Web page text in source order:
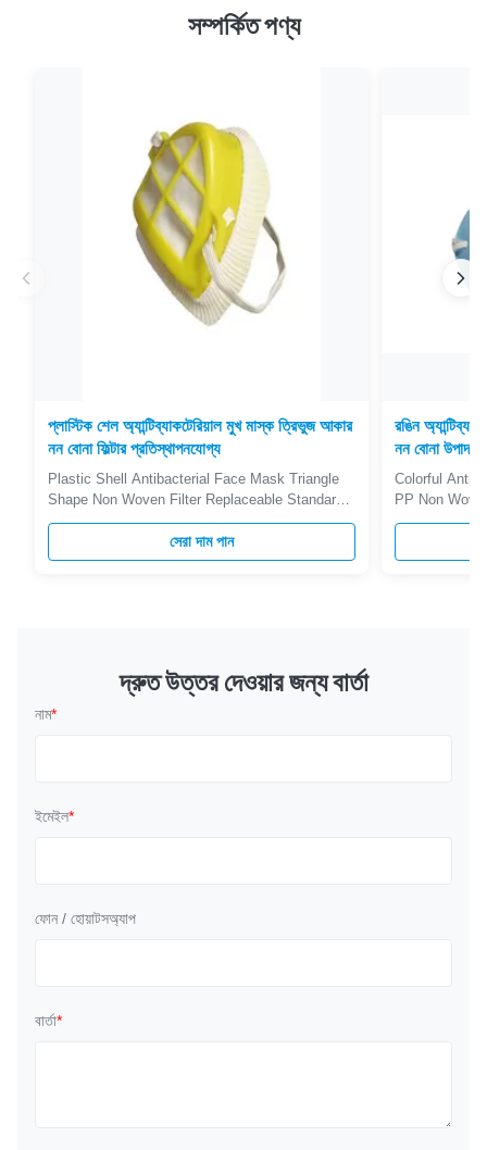
সম্পর্কিত পণ্য
প্লাস্টিক শেল অ্যান্টিব্যাকটেরিয়াল মুখ মাস্ক ত্রিভুজ আকার
নন বোনা ফিল্টার প্রতিস্থাপনযোগ্য
Plastic Shell Antibacterial Face Mask Triangle
Shape Non Woven Filter Replaceable Standard
comparison: Standard Tests Type Filtration
Efficiency Penetration Inhalation Resistance
Test Flow Test Particle EN149 FFP1 ≥80% 20%
সেরা দাম পান
রঙিন
নন বোনা উপাদান
Colorful
PP Non
Item Blue
Piece
দ্রুত উত্তর দেওয়ার জন্য বার্তা
নাম*
ইমেইল*
ফোন / হোয়াটসঅ্যাপ
বার্তা*